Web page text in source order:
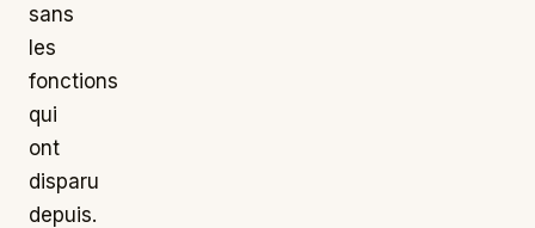
sans
les
fonctions
qui
ont
disparu
depuis.